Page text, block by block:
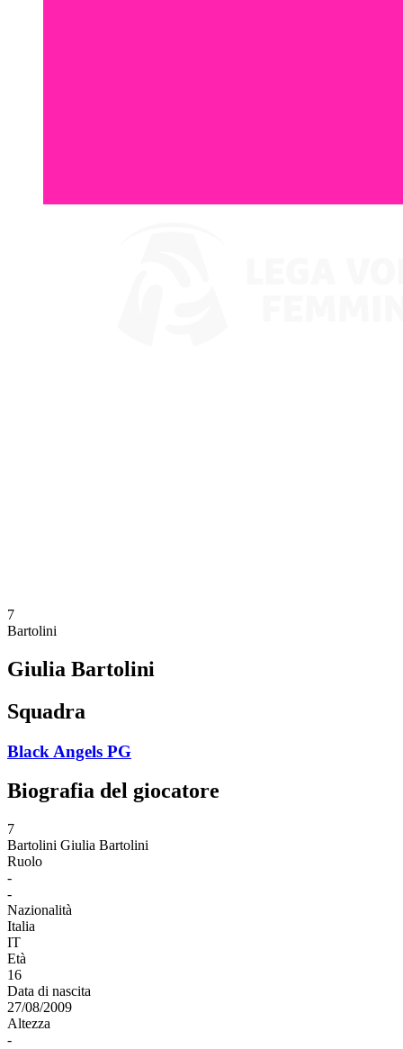
7
Bartolini
Giulia Bartolini
Squadra
Black Angels PG
Biografia del giocatore
7
Bartolini Giulia Bartolini
Ruolo
-
-
Nazionalità
Italia
IT
Età
16
Data di nascita
27/08/2009
Altezza
-